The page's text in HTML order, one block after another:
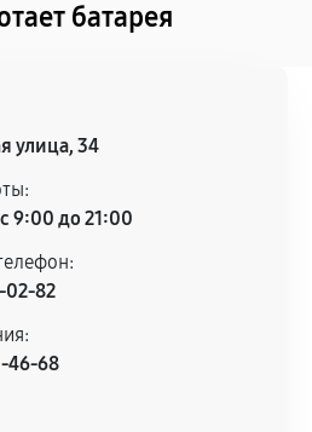
батарея
улица, 34
9:00 до 21:00
02-82
46-68